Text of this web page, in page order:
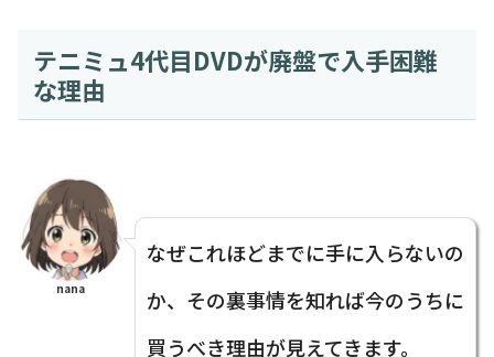
テニミュ4代目DVDが廃盤で入手困難
な理由
nana
なぜこれほどまでに手に入らないの
か、その裏事情を知れば今のうちに
買うべき理由が見えてきます。